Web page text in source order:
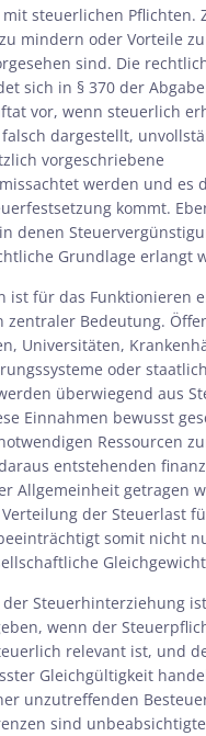
steuerlichen Pflichten.
mindern oder Vorteile
sind. Die
sich in § 370 der
vor, wenn steuerlich
dargestellt,
vorgeschriebene
werden und es
kommt.
denen
Grundlage erlangt
ist für das Funktionieren
zentraler Bedeutung.
Universitäten,
oder
überwiegend aus
Einnahmen bewusst
Ressourcen
entstehenden
Allgemeinheit getragen
der Steuerlast
somit nicht
der Steuerhinterziehung
wenn der
relevant ist, und
Gleichgültigkeit
unzutreffenden
sind